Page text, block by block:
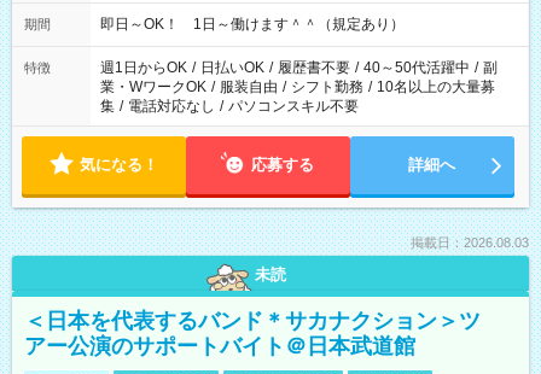
期間 即日～OK！ 1日～働けます＾＾（規定あり）
特徴 週1日からOK / 日払いOK / 履歴書不要 / 40～50代活躍中 / 副
業・WワークOK / 服装自由 / シフト勤務 / 10名以上の大量募
集 / 電話対応なし / パソコンスキル不要
気になる！ 応募する 詳細へ
掲載日：2026.08.03
未読
＜日本を代表するバンド＊サカナクション＞ツ
アー公演のサポートバイト＠日本武道館